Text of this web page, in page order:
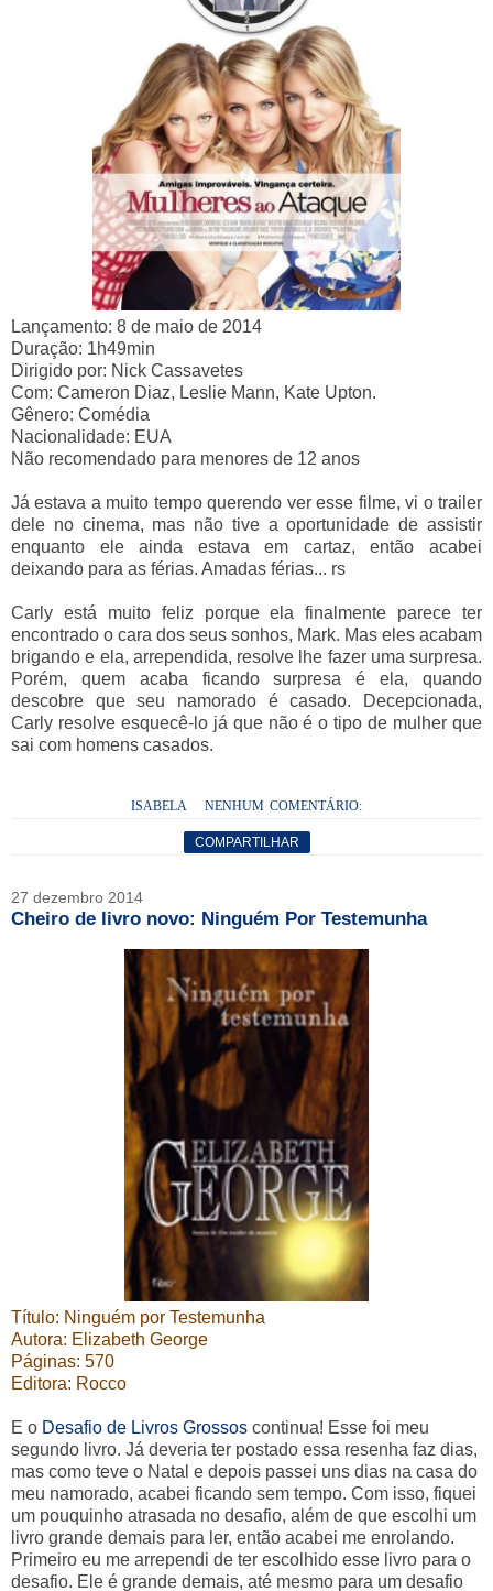
Lançamento: 8 de maio de 2014
Duração: 1h49min
Dirigido por: Nick Cassavetes
Com: Cameron Diaz, Leslie Mann, Kate Upton.
Gênero: Comédia
Nacionalidade: EUA
Não recomendado para menores de 12 anos
Já estava a muito tempo querendo ver esse filme, vi o trailer
dele no cinema, mas não tive a oportunidade de assistir
enquanto ele ainda estava em cartaz, então acabei
deixando para as férias. Amadas férias... rs
Carly está muito feliz porque ela finalmente parece ter
encontrado o cara dos seus sonhos, Mark. Mas eles acabam
brigando e ela, arrependida, resolve lhe fazer uma surpresa.
Porém, quem acaba ficando surpresa é ela, quando
descobre que seu namorado é casado. Decepcionada,
Carly resolve esquecê-lo já que não é o tipo de mulher que
sai com homens casados.
ISABELA NENHUM COMENTÁRIO:
COMPARTILHAR
27 dezembro 2014
Cheiro de livro novo: Ninguém Por Testemunha
Título: Ninguém por Testemunha
Autora: Elizabeth George
Páginas: 570
Editora: Rocco
E o Desafio de Livros Grossos continua! Esse foi meu
segundo livro. Já deveria ter postado essa resenha faz dias,
mas como teve o Natal e depois passei uns dias na casa do
meu namorado, acabei ficando sem tempo. Com isso, fiquei
um pouquinho atrasada no desafio, além de que escolhi um
livro grande demais para ler, então acabei me enrolando.
Primeiro eu me arrependi de ter escolhido esse livro para o
desafio. Ele é grande demais, até mesmo para um desafio